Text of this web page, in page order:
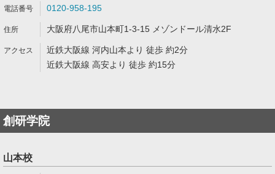
0120-958-195
大阪府八尾市山本町1-3-15 メゾンドール清水2F
近鉄大阪線 河内山本より 徒歩 約2分
近鉄大阪線 高安より 徒歩 約15分
創研学院
山本校